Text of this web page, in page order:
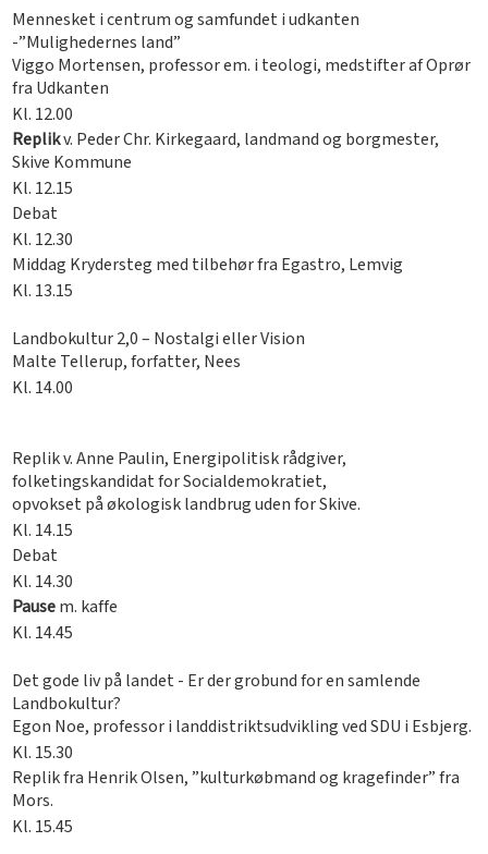
Mennesket i centrum og samfundet i udkanten
-”Mulighedernes land”
Viggo Mortensen, professor em. i teologi, medstifter af Oprør
fra Udkanten
Kl. 12.00
Replikv. Peder Chr. Kirkegaard, landmand og borgmester,
Skive Kommune
Kl. 12.15
Debat
Kl. 12.30
Middag Krydersteg med tilbehør fra Egastro, Lemvig
Kl. 13.15
Landbokultur 2,0 – Nostalgi eller Vision
Malte Tellerup, forfatter, Nees
Kl. 14.00
Replik v. Anne Paulin, Energipolitisk rådgiver,
folketingskandidat for Socialdemokratiet,
opvokset på økologisk landbrug uden for Skive.
Kl. 14.15
Debat
Kl. 14.30
Pausem. kaffe
Kl. 14.45
Det gode liv på landet - Er der grobund for en samlende
Landbokultur?
Egon Noe, professor i landdistriktsudvikling ved SDU i Esbjerg.
Kl. 15.30
Replik fra Henrik Olsen, ”kulturkøbmand og kragefinder” fra
Mors.
Kl. 15.45